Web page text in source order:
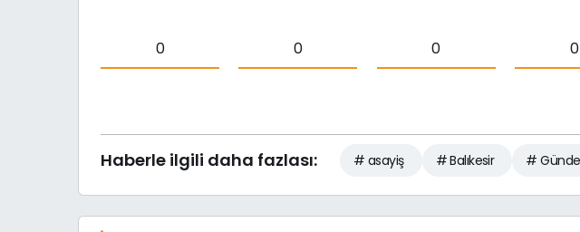
0 0 0 0
Haberle ilgili daha fazlası: # asayiş # Balıkesir #